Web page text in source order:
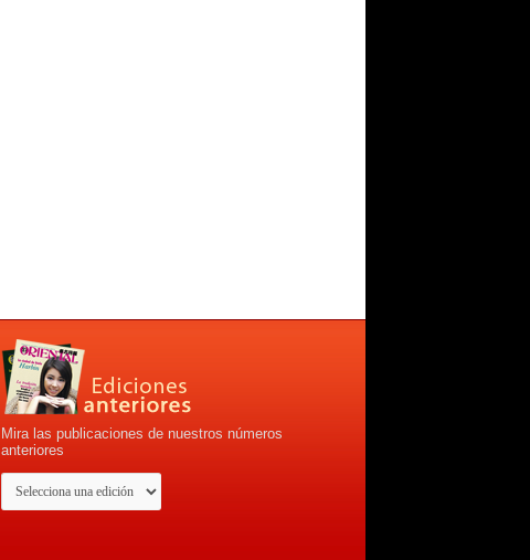
Mira las publicaciones de nuestros números
anteriores